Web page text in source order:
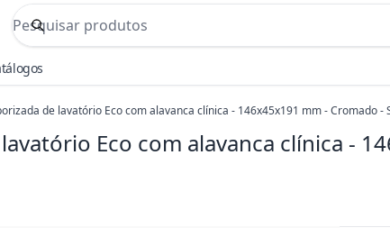
commerce search no header
Procurar
de lavatório Eco com alavanca clínica - 146x45x191 mm - Cromado -
Eco com alavanca clínica -